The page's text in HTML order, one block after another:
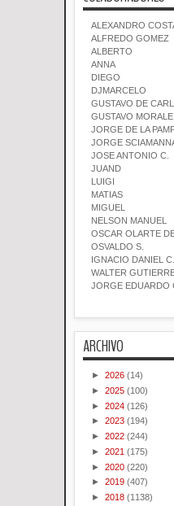
ALEXANDRO
ALFREDO GOMEZ
ALBERTO
ANNA
DIEGO
DJMARCELO
GUSTAVO DE
GUSTAVO MORALE
JORGE DE LA
JORGE
JOSE ANTONIO C.
JUAND
LUIGI
MATIAS
MIGUEL
NELSON MANUEL
OSCAR OLARTE
OSVALDO S.
IGNACIO DANIEL C.
WALTER
JORGE EDUARDO
ARCHIVO
► 2026 (14)
► 2025 (100)
► 2024 (126)
► 2023 (194)
► 2022 (244)
► 2021 (175)
► 2020 (220)
► 2019 (407)
► 2018 (1138)